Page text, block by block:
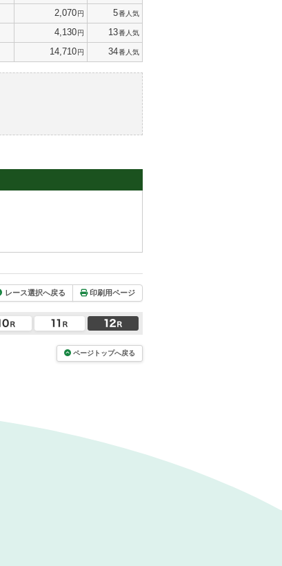
2,070円 5番人気
4,130円 13番人気
14,710円 34番人気
レース選択へ戻る 印刷用ページ
ページトップへ戻る